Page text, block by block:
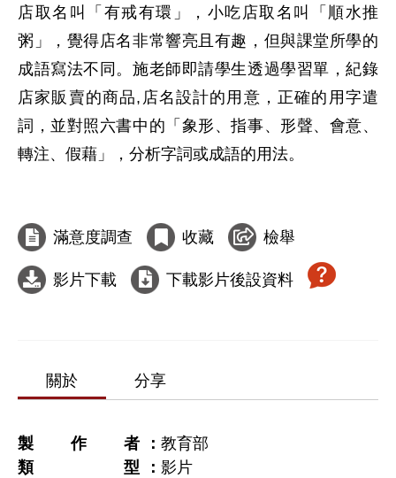
店取名叫「有戒有環」，小吃店取名叫「順水推
粥」，覺得店名非常響亮且有趣，但與課堂所學的
成語寫法不同。施老師即請學生透過學習單，紀錄
店家販賣的商品,店名設計的用意，正確的用字遣
詞，並對照六書中的「象形、指事、形聲、會意、
轉注、假藉」，分析字詞或成語的用法。
滿意度調查 收藏 檢舉
影片下載 下載影片後設資料
關於 分享
製作者
教育部
類型
影片